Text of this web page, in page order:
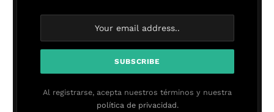
Al registrarse, acepta nuestros términos y nuestra
política de privacidad.